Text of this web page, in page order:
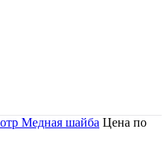
Медная шайба Цена по